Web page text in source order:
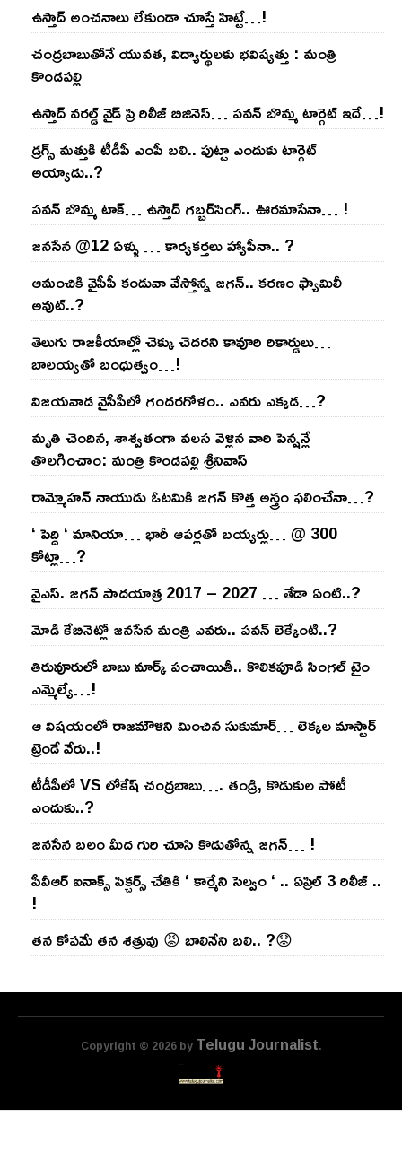
ఉస్తాద్ అంచ‌నాలు లేకుండా చూస్తే హిట్టే…!
చంద్ర‌బాబుతోనే యువ‌త‌, విద్యార్థుల‌కు భ‌విష్య‌త్తు : మంత్రి
కొండ‌ప‌ల్లి
ఉస్తాద్ వ‌ర‌ల్డ్ వైడ్ ప్రి రిలీజ్ బిజినెస్‌… ప‌వ‌న్ బొమ్మ టార్గెట్ ఇదే…!
డ్రగ్స్ మత్తుకి టీడీపీ ఎంపీ బలి.. పుట్టా ఎందుకు టార్గెట్
అయ్యాడు..?
ప‌వ‌న్ బొమ్మ టాక్‌… ఉస్తాద్ గ‌బ్బ‌ర్‌సింగ్‌.. ఊర‌మాసేనా… !
జనసేన @12 ఏళ్ళు … కార్యకర్తలు హ్యాపీనా.. ?
ఆమంచికి వైసీపీ కండువా వేస్తోన్న జ‌గ‌న్‌.. క‌ర‌ణం ఫ్యామిలీ
అవుట్‌..?
తెలుగు రాజ‌కీయాల్లో చెక్కు చెద‌ర‌ని కావూరి రికార్డులు…
బాల‌య్యతో బంధుత్వం…!
విజ‌య‌వాడ వైసీపీలో గంద‌ర‌గోళం.. ఎవ‌రు ఎక్క‌డ‌…?
మృతి చెందిన, శాశ్వతంగా వలస వెళ్లిన వారి పెన్ష‌న్లే
తొల‌గించాం: మంత్రి కొండపల్లి శ్రీనివాస్
రామ్మోహ‌న్ నాయుడు ఓట‌మికి జ‌గ‌న్ కొత్త అస్త్రం ఫ‌లించేనా…?
‘ పెద్ది ‘ మానియా… భారీ ఆప‌ర్ల‌తో బ‌య్య‌ర్లు… @ 300
కోట్లా…?
వైఎస్‌. జ‌గ‌న్ పాద‌యాత్ర 2017 – 2027 … తేడా ఏంటి..?
మోడి కేబినెట్లో జ‌నసేన మంత్రి ఎవ‌రు.. ప‌వ‌న్ లెక్కేంటి..?
తిరువూరులో బాబు మార్క్ పంచాయితీ.. కొలిక‌పూడి సింగ‌ల్ టైం
ఎమ్మెల్యే…!
ఆ విష‌యంలో రాజ‌మౌళిని మించిన సుకుమార్‌… లెక్క‌ల మాస్టార్
ట్రెండే వేరు..!
టీడీపీలో VS లోకేష్ చంద్ర‌బాబు…. తండ్రి, కొడుకుల పోటీ
ఎందుకు..?
జ‌న‌సేన బ‌లం మీద గురి చూసి కొడుతోన్న జ‌గ‌న్‌… !
పీవీఆర్ ఐనాక్స్ పిక్చర్స్ చేతికి ‘ కార్మేని సెల్వం ‘ .. ఏప్రిల్ 3 రిలీజ్ ..
!
తన కోపమే తన శత్రువు 😡 బాలినేని బలి.. ?😟
Copyright © 2026 byTelugu Journalist.